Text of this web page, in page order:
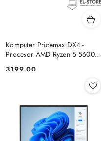
Komputer Pricemax DX4 -
Procesor AMD Ryzen 5 5600G
512GB Win 11 PRO
Cena:
3199.00